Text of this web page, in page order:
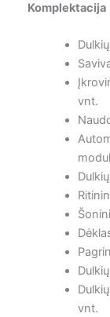
Komplektacija
vnt.
vnt.